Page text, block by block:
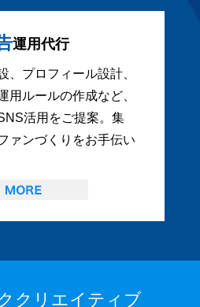
運用代行
、プロフィール設計、
用ルールの作成など、
活用をご提案。集
ァンづくりをお手伝い
クリエイティブ